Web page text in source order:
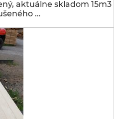
aktuálne skladom 15m3
…